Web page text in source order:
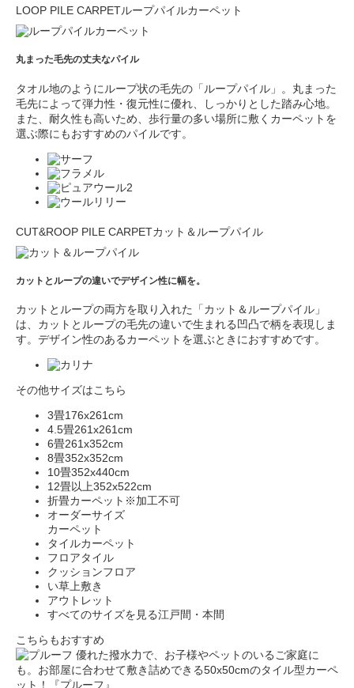
LOOP PILE CARPETループパイルカーペット
丸まった毛先の丈夫なパイル
タオル地のようにループ状の毛先の「ループパイル」。丸まった
毛先によって弾力性・復元性に優れ、しっかりとした踏み心地。
また、耐久性も高いため、歩行量の多い場所に敷くカーペットを
選ぶ際にもおすすめのパイルです。
CUT&ROOP PILE CARPETカット＆ループパイル
カットとループの違いでデザイン性に幅を。
カットとループの両方を取り入れた「カット＆ループパイル」
は、カットとループの毛先の違いで生まれる凹凸で柄を表現しま
す。デザイン性のあるカーペットを選ぶときにおすすめです。
その他サイズはこちら
3畳176x261cm
4.5畳261x261cm
6畳261x352cm
8畳352x352cm
10畳352x440cm
12畳以上352x522cm
折畳カーペット ※加工不可
オーダーサイズ
カーペット
タイルカーペット
フロアタイル
クッションフロア
い草上敷き
アウトレット
すべてのサイズを見る江戸間・本間
こちらもおすすめ
優れた撥水力で、お子様やペットのいるご家庭に
も。お部屋に合わせて敷き詰めできる50x50cmのタイル型カーペ
ット！『プルーフ』